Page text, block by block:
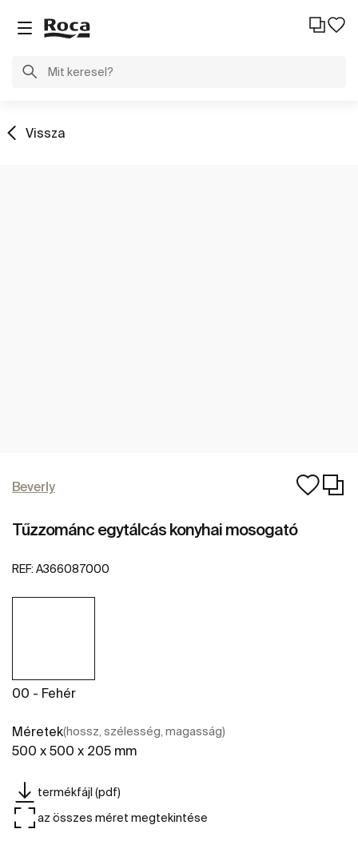
Vissza
Beverly
Tűzzománc egytálcás konyhai mosogató
REF: A366087000
00 - Fehér
Méretek(hossz, szélesség, magasság)
500 x 500 x 205 mm
termékfájl (pdf)
az összes méret megtekintése